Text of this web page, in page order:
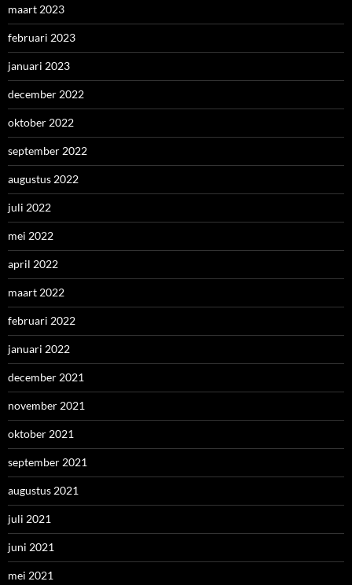
maart 2023
februari 2023
januari 2023
december 2022
oktober 2022
september 2022
augustus 2022
juli 2022
mei 2022
april 2022
maart 2022
februari 2022
januari 2022
december 2021
november 2021
oktober 2021
september 2021
augustus 2021
juli 2021
juni 2021
mei 2021